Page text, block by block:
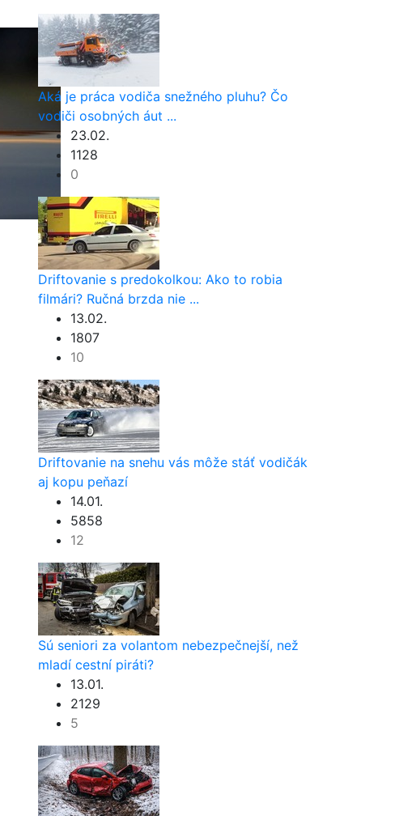
Aká je práca vodiča snežného pluhu? Čo
vodiči osobných áut ...
23.02.
1128
0
Driftovanie s predokolkou: Ako to robia
filmári? Ručná brzda nie ...
13.02.
1807
10
Driftovanie na snehu vás môže stáť vodičák
aj kopu peňazí
14.01.
5858
12
Sú seniori za volantom nebezpečnejší, než
mladí cestní piráti?
13.01.
2129
5